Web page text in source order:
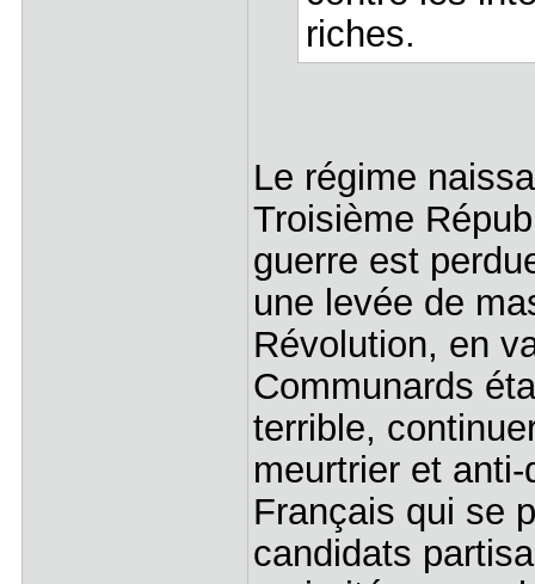
riches.
Le régime
Troisième
guerre est
une levée de
Révolution, en
Communards
terrible,
meurtrier et
Français qui se
candidats